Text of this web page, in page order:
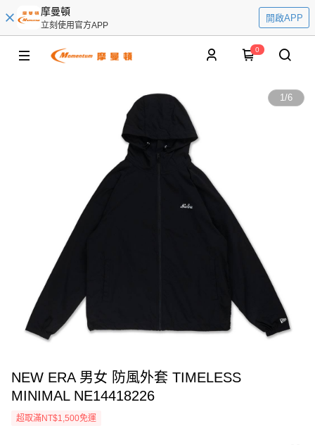
摩曼頓
立刻使用官方APP
開啟APP
0
1/6
NEW ERA 男女 防風外套 TIMELESS
MINIMAL NE14418226
超取滿NT$1,500免運